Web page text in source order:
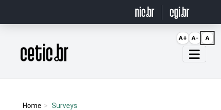
Página inicial
Home
Surveys
A+ A- A